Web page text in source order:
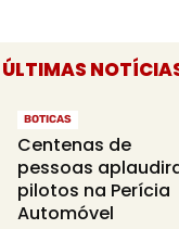
ÚLTIMAS
BOTICAS
Centenas de
pessoas
pilotos na Perícia
Automóvel